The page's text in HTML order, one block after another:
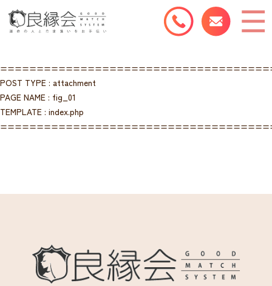
POST TYPE : attachment
PAGE NAME : fig_01
TEMPLATE : index.php